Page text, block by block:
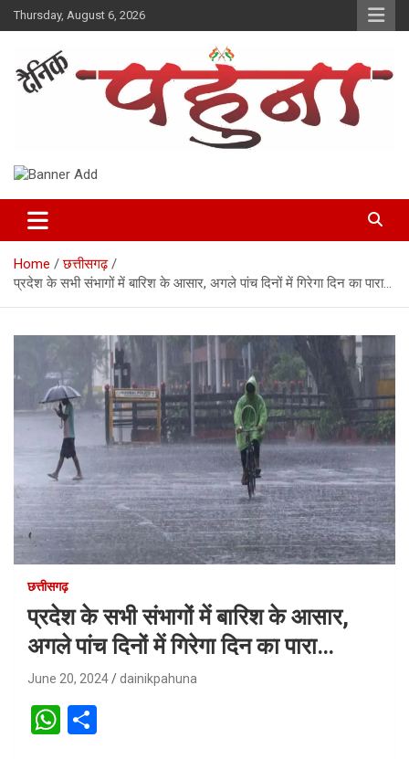
Skip
to
Thursday, August 6, 2026
Dainik Pahuna
Home
छत्तीसगढ़
प्रदेश के सभी संभागों में बारिश के आसार, अगले पांच दिनों में गिरेगा दिन का पारा…
छत्तीसगढ़
प्रदेश के सभी संभागों में बारिश के आसार,
अगले पांच दिनों में गिरेगा दिन का पारा…
June 20, 2024 dainikpahuna
W